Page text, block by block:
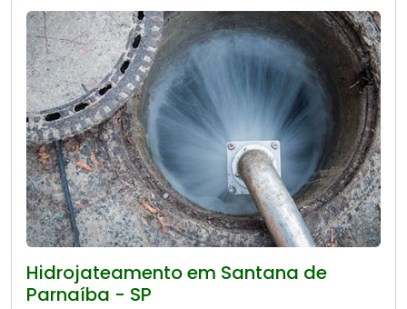
Hidrojateamento em Santana de
Parnaíba - SP